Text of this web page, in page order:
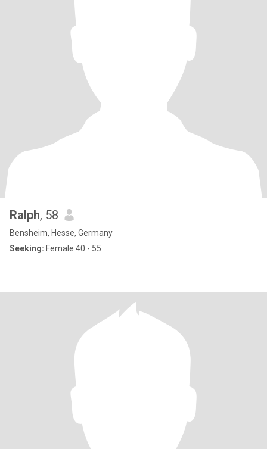
Ralph, 58
Bensheim, Hesse, Germany
Seeking: Female 40 - 55